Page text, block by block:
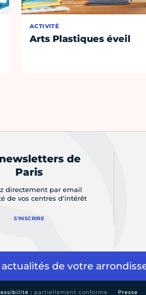
ACTIVITÉ
Arts Plastiques éveil
de
Paris
directement par email
de vos centres d'intérêt
S'INSCRIRE
actualités de votre
: partiellement conforme Presse